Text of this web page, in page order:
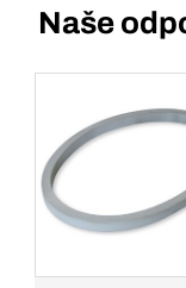
Naše